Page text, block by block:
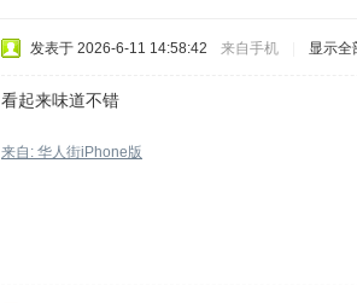
发表于 2026-6-11 14:58:42 来自手机 显示全
看起来味道不错
来自: 华人街iPhone版